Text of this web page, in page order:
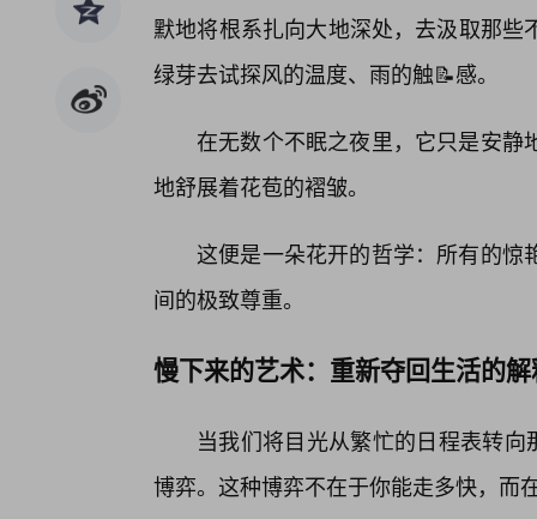
默地将根系扎向大地深处，去汲取那
绿芽去试探风的温度、雨的触📝感。
在无数个不眠之夜里，它只是安静
地舒展着花苞的褶皱。
这便是一朵花开的哲学：所有的
间的极致尊重。
慢下来的艺术：重新夺回生活的
当我们将目光从繁忙的日程表转
博弈。这种博弈不在于你能走多快，而